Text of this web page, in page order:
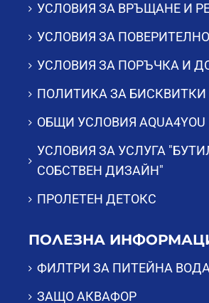
УСЛОВИЯ ЗА ВРЪЩАНЕ И
УСЛОВИЯ ЗА
УСЛОВИЯ ЗА ПОРЪЧКА И
ПОЛИТИКА ЗА БИСКВИТКИ
ОБЩИ УСЛОВИЯ AQUA4YOU
УСЛОВИЯ ЗА УСЛУГА
СОБСТВЕН ДИЗАЙН"
ПРОЛЕТЕН ДЕТОКС
ПОЛЕЗНА
ФИЛТРИ ЗА ПИТЕЙНА ВОДА
ЗАЩО АКВАФОР